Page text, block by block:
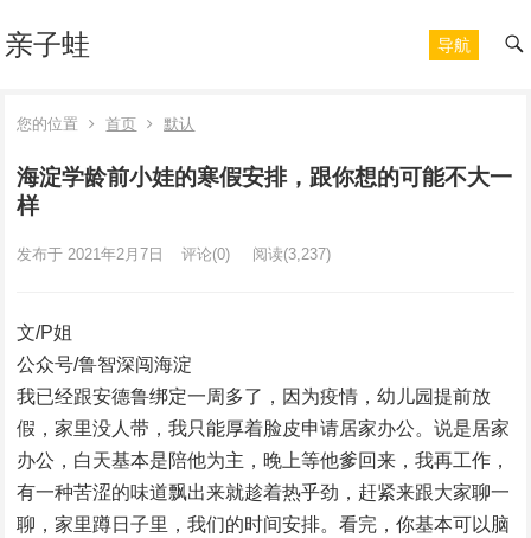
亲子蛙 导航
您的位置 首页 默认
海淀学龄前小娃的寒假安排，跟你想的可能不大一
样
发布于 2021年2月7日 评论(0) 阅读(3,237)
文/P姐
公众号/鲁智深闯海淀
我已经跟安德鲁绑定一周多了，因为疫情，幼儿园提前放
假，家里没人带，我只能厚着脸皮申请居家办公。说是居家
办公，白天基本是陪他为主，晚上等他爹回来，我再工作，
有一种苦涩的味道飘出来就趁着热乎劲，赶紧来跟大家聊一
聊，家里蹲日子里，我们的时间安排。看完，你基本可以脑